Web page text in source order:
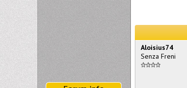
Aloisius74
Senza Freni